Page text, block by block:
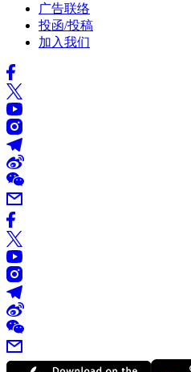
广告联络
投函/投稿
加入我们